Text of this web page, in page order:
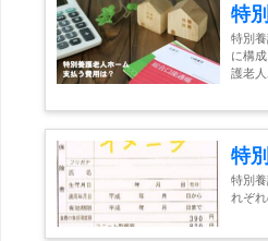
特
特別
に構
護老人
特
特別
れぞ